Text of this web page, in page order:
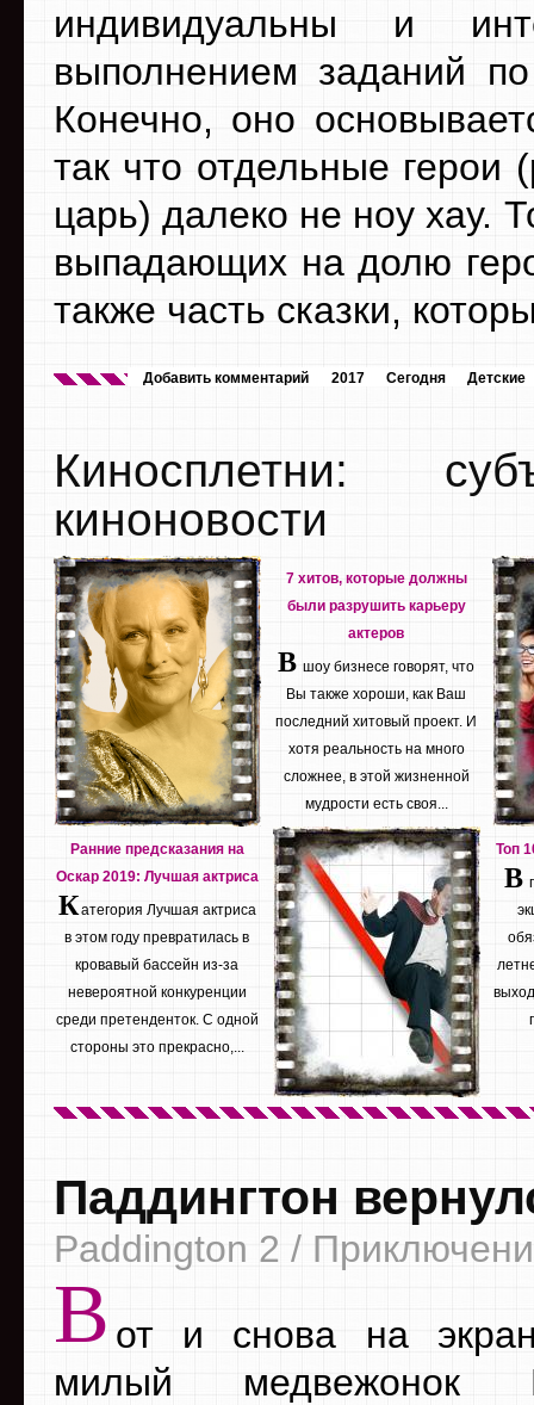
индивидуальны и
выполнением заданий
Конечно, оно
так что отдельные герои
царь) далеко не ноу хау.
выпадающих на долю
также часть сказки,
2017 Сегодня Детские
Добавить комментарий
Киносплетни:
киноновости
Ранние предсказания на
Оскар 2019: Лучшая актриса
Категория Лучшая актриса
в этом году превратилась в
кровавый бассейн из-за
невероятной конкуренции
среди претенденток. С одной
стороны это прекрасно,...
7 хитов, которые должны
были разрушить карьеру
актеров
В шоу бизнесе говорят, что
Вы также хороши, как Ваш
последний хитовый проект. И
хотя реальность на много
сложнее, в этой жизненной
мудрости есть своя...
Топ
В
Паддингтон
Paddington 2 /
В от и снова на
милый медвежонок